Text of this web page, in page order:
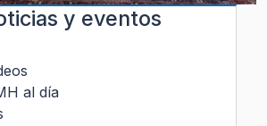
y eventos
al día